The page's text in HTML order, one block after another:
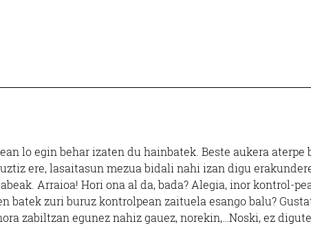
lo egin behar izaten du hainbatek. Beste aukera aterpe
ere, lasaitasun mezua bidali nahi izan digu
Arraioa! Hori ona al da, bada? Alegia, inor kontrol-
batek zuri buruz kontrolpean zaituela esango balu?
zabiltzan egunez nahiz gauez, norekin,…Noski, ez